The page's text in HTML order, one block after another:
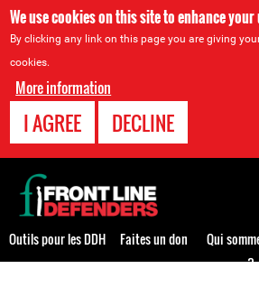
We use cookies on this site to enhance
By clicking any link on this page you are giving
cookies.
More information
I AGREE DECLINE
Back
to
top
Outils pour les DDH Faites un don
Qui
?